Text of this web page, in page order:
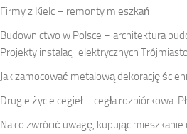
Firmy z Kielc – remonty mieszkań
Budownictwo w Polsce – architektura
Projekty instalacji elektrycznych Trójmiasto
Jak zamocować metalową dekorację
Drugie życie cegieł – cegła rozbiórkowa.
Na co zwrócić uwagę, kupując